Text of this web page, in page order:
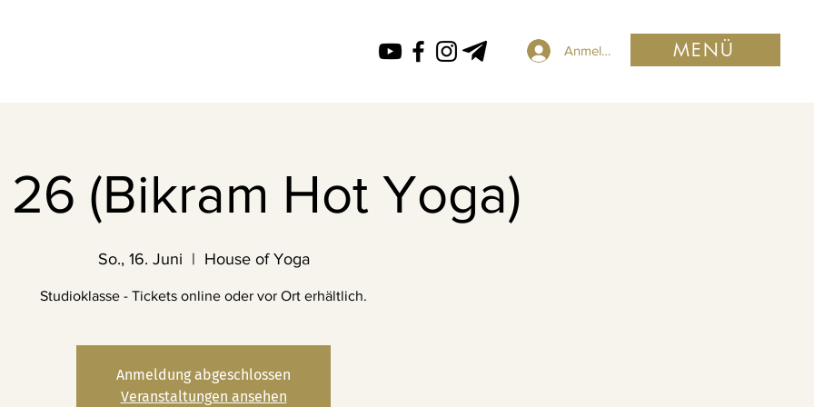
Anmelden MENÜ
(Bikram Hot Yoga)
So., 16. Juni
  |
House of Yoga
Studioklasse - Tickets online oder vor Ort erhältlich.
Anmeldung abgeschlossen
Veranstaltungen ansehen